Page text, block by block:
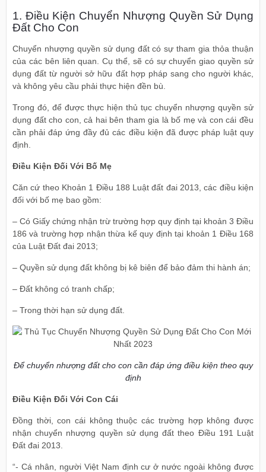
1. Điều Kiện Chuyển Nhượng Quyền Sử Dụng
Đất Cho Con
Chuyển nhượng quyền sử dụng đất có sự tham gia thỏa thuận
của các bên liên quan. Cụ thể, sẽ có sự chuyển giao quyền sử
dụng đất từ người sở hữu đất hợp pháp sang cho người khác,
và không yêu cầu phải thực hiện đền bù.
Trong đó, để được thực hiện thủ tục chuyển nhượng quyền sử
dụng đất cho con, cả hai bên tham gia là bố mẹ và con cái đều
cần phải đáp ứng đầy đủ các điều kiện đã được pháp luật quy
định.
Điều Kiện Đối Với Bố Mẹ
Căn cứ theo Khoản 1 Điều 188 Luật đất đai 2013, các điều kiện
đối với bố mẹ bao gồm:
– Có Giấy chứng nhận trừ trường hợp quy định tại khoản 3 Điều
186 và trường hợp nhận thừa kế quy định tại khoản 1 Điều 168
của Luật Đất đai 2013;
– Quyền sử dụng đất không bị kê biên để bảo đảm thi hành án;
– Đất không có tranh chấp;
– Trong thời hạn sử dụng đất.
Để chuyển nhượng đất cho con cần đáp ứng điều kiện theo quy
định
Điều Kiện Đối Với Con Cái
Đồng thời, con cái không thuộc các trường hợp không được
nhận chuyển nhượng quyền sử dụng đất theo Điều 191 Luật
Đất đai 2013.
“- Cá nhân, người Việt Nam định cư ở nước ngoài không được